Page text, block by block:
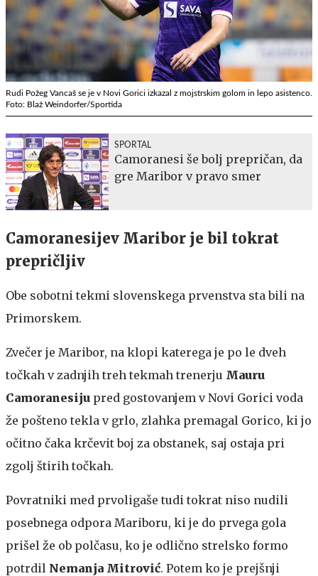
Rudi Požeg Vancaš se je v Novi Gorici izkazal z mojstrskim golom in lepo asistenco.
Foto: Blaž Weindorfer/Sportida
SPORTAL
Camoranesi še bolj prepričan, da
gre Maribor v pravo smer
Camoranesijev Maribor je bil tokrat
prepričljiv
Obe sobotni tekmi slovenskega prvenstva sta bili na
Primorskem.
Zvečer je Maribor, na klopi katerega je po le dveh
točkah v zadnjih treh tekmah trenerju Mauru
Camoranesiju pred gostovanjem v Novi Gorici voda
že pošteno tekla v grlo, zlahka premagal Gorico, ki jo
očitno čaka krčevit boj za obstanek, saj ostaja pri
zgolj štirih točkah.
Povratniki med prvoligaše tudi tokrat niso nudili
posebnega odpora Mariboru, ki je do prvega gola
prišel že ob polčasu, ko je odlično strelsko formo
potrdil Nemanja Mitrović. Potem ko je prejšnji